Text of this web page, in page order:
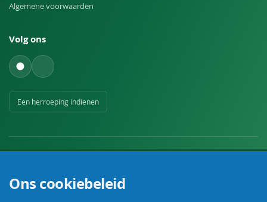
Algemene voorwaarden
Volg ons
Een herroeping indienen
Uw vakhandel voor landbouw, veehouderij, huis, erf en tuin.
Ons cookiebeleid